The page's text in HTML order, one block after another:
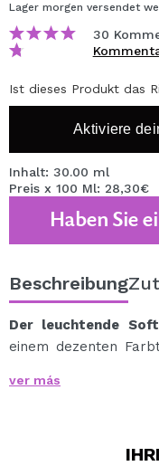
Lager morgen versendet
30
Ist dieses Produkt das
Aktiviere
Inhalt: 30.00 ml
Preis x 100 Ml: 28,30€
Haben Sie
Beschreibung
Der leuchtende
einem dezenten
weich, perfekt und
Hervorheben von
ver más